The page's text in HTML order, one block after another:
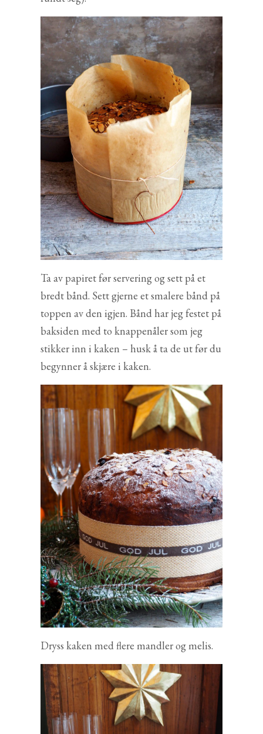
Ta av papiret før servering og sett på et
bredt bånd. Sett gjerne et smalere bånd på
toppen av den igjen. Bånd har jeg festet på
baksiden med to knappenåler som jeg
stikker inn i kaken – husk å ta de ut før du
begynner å skjære i kaken.
Dryss kaken med flere mandler og melis.